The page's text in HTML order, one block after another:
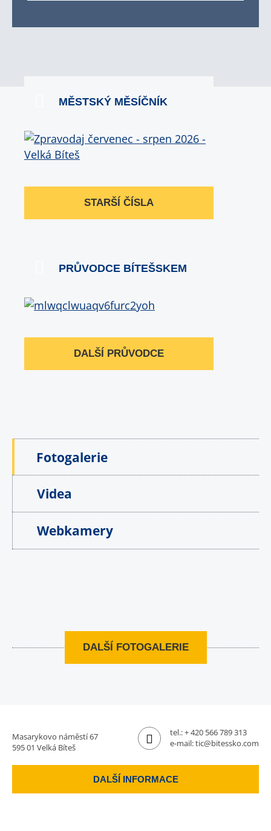
MĚSTSKÝ MĚSÍČNÍK
STARŠÍ ČÍSLA
PRŮVODCE BÍTEŠSKEM
DALŠÍ PRŮVODCE
Fotogalerie
Videa
Webkamery
DALŠÍ FOTOGALERIE
Masarykovo náměstí 67
595 01 Velká Bíteš
tel.:+ 420 566 789 313
e-mail:tic@bitessko.com
DALŠÍ INFORMACE